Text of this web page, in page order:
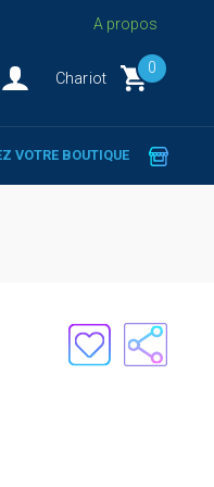
A propos
Chariot
0
VOTRE BOUTIQUE